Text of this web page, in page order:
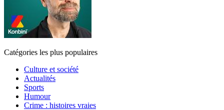
Catégories les plus populaires
Culture et société
Actualités
Sports
Humour
Crime : histoires vraies